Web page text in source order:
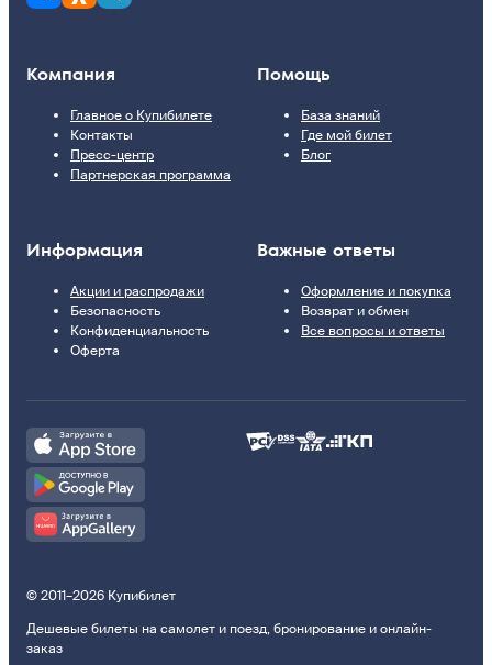
Компания
Главное о Купибилете
Контакты
Пресс-центр
Партнерская программа
Помощь
База знаний
Где мой билет
Блог
Информация
Акции и распродажи
Безопасность
Конфиденциальность
Оферта
Важные ответы
Оформление и покупка
Возврат и обмен
Все вопросы и ответы
© 2011–2026 Купибилет
Дешевые билеты на самолет и поезд, бронирование и онлайн-
заказ